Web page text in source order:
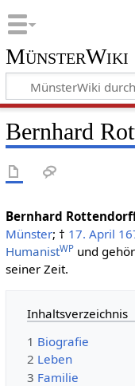
MünsterWiki
Bernhard
Bernhard
Münster; † 17. April
HumanistWPund
seiner Zeit.
Inhaltsverzeichnis
1 Biografie
2 Leben
3 Familie